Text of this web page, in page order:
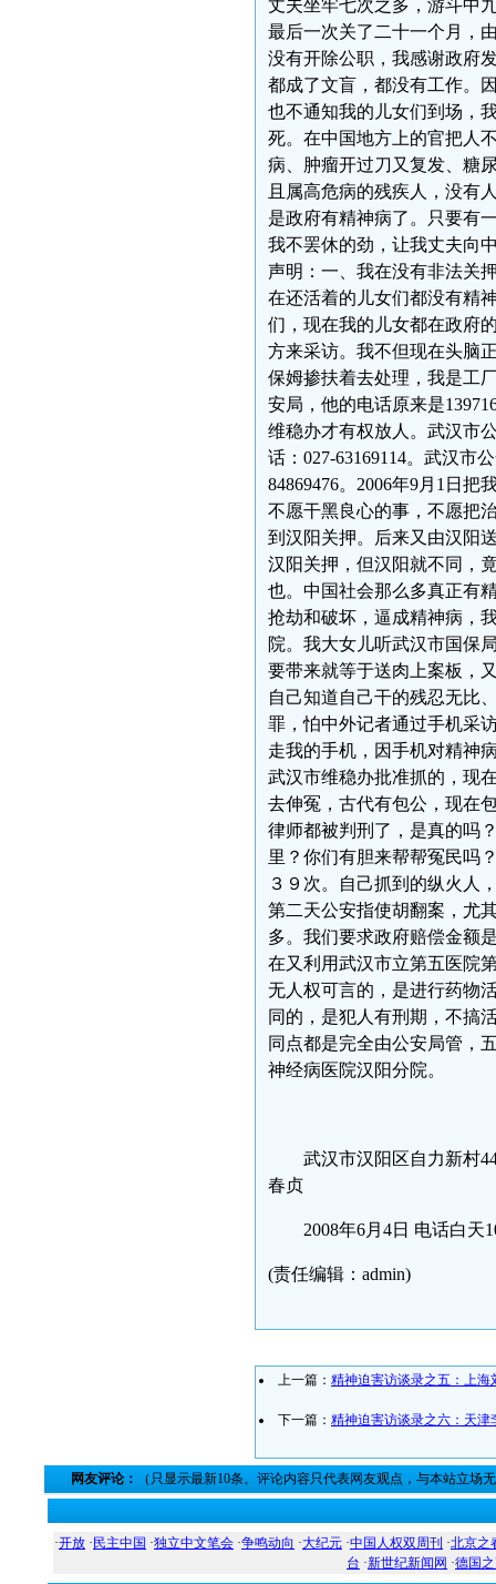
丈夫坐牢七次之多，游斗中
最后一次关了二十一个月，
没有开除公职，我感谢政府
都成了文盲，都没有工作。
也不通知我的儿女们到场，
死。在中国地方上的官把人
病、肿瘤开过刀又复发、糖
且属高危病的残疾人，没有
是政府有精神病了。只要有
我不罢休的劲，让我丈夫向
声明：一、我在没有非法关
在还活着的儿女们都没有精
们，现在我的儿女都在政府
方来采访。我不但现在头脑
保姆掺扶着去处理，我是工
安局，他的电话原来是
维稳办才有权放人。武汉市
话： 027-63169114。武汉市
84869476。2006年9月1日把
不愿干黑良心的事，不愿把
到汉阳关押。后来又由汉阳
汉阳关押，但汉阳就不同，
也。中国社会那么多真正有
抢劫和破坏，逼成精神病，
院。我大女儿听武汉市国保
要带来就等于送肉上案板，
自己知道自己干的残忍无比
罪，怕中外记者通过手机采
走我的手机，因手机对精神
武汉市维稳办批准抓的，现
去伸冤，古代有包公，现在
律师都被判刑了，是真的吗
里？你们有胆来帮帮冤民吗
３９次。自己抓到的纵火人
第二天公安指使胡翻案，尤
多。我们要求政府赔偿金额
在又利用武汉市立第五医院
无人权可言的，是进行药物
同的，是犯人有刑期，不搞
同点都是完全由公安局管，
神经病医院汉阳分院。
武汉市汉阳区自力新村
春贞
2008年6月4日 电话白天
(责任编辑：admin)
上一篇： 精神迫害访谈录之五：上海
下一篇： 精神迫害访谈录之六：天津
网友评论： （只显示最新10条。评论内容只代表网友观点，与本站立场
·开放 · 民主中国 ·独立中文笔会 ·争鸣动向 ·大纪元 ·中国人权双周刊 ·北京之
台 ·新世纪新闻网 ·德国